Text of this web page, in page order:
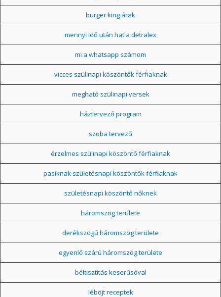
burger king árak
mennyi idő után hat a detralex
mi a whatsapp számom
vicces szülinapi köszöntők férfiaknak
megható szülinapi versek
háztervező program
szoba tervező
érzelmes szülinapi köszöntő férfiaknak
pasiknak születésnapi köszöntők férfiaknak
születésnapi köszöntő nőknek
háromszög területe
derékszögű háromszög területe
egyenlő szárú háromszög területe
béltisztítás keserűsóval
léböjt receptek